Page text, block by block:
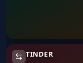
TINDER
Tinder